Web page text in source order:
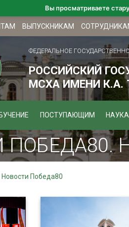
ВЫПУСКНИКАМ
ФЕДЕРАЛЬНОЕ
РОССИЙСКИЙ
МСХА ИМЕНИ К.А.
ПОСТУПАЮЩИМ
ПОБЕДА80.
Новости Победа80
Вы просматриваете